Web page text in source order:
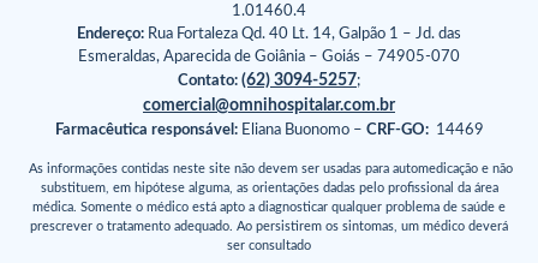
1.01460.4
Endereço: Rua Fortaleza Qd. 40 Lt. 14, Galpão 1 – Jd. das
Esmeraldas, Aparecida de Goiânia – Goiás – 74905-070
Contato: (62) 3094-5257;
comercial@omnihospitalar.com.br
Farmacêutica responsável:Eliana Buonomo – CRF-GO:14469
As informações contidas neste site não devem ser usadas para automedicação e não
substituem, em hipótese alguma, as orientações dadas pelo profissional da área
médica. Somente o médico está apto a diagnosticar qualquer problema de saúde e
prescrever o tratamento adequado. Ao persistirem os sintomas, um médico deverá
ser consultado